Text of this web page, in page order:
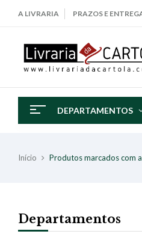
A LIVRARIA PRAZOS E
DEPARTAMENTOS
Início Produtos marcados com a
Departamentos